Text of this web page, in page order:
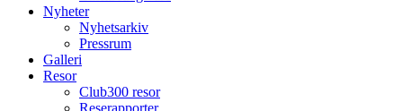
Nyheter
Nyhetsarkiv
Pressrum
Galleri
Resor
Club300 resor